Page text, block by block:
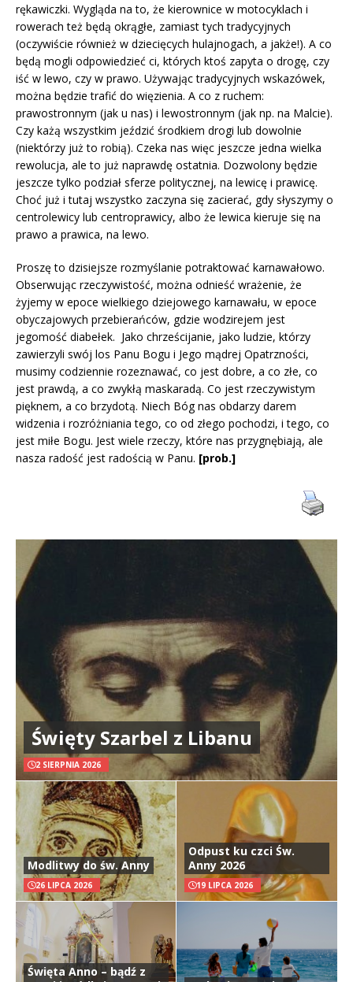
rękawiczki. Wygląda na to, że kierownice w motocyklach i
rowerach też będą okrągłe, zamiast tych tradycyjnych
(oczywiście również w dziecięcych hulajnogach, a jakże!). A co
będą mogli odpowiedzieć ci, których ktoś zapyta o drogę, czy
iść w lewo, czy w prawo. Używając tradycyjnych wskazówek,
można będzie trafić do więzienia. A co z ruchem:
prawostronnym (jak u nas) i lewostronnym (jak np. na Malcie).
Czy każą wszystkim jeździć środkiem drogi lub dowolnie
(niektórzy już to robią). Czeka nas więc jeszcze jedna wielka
rewolucja, ale to już naprawdę ostatnia. Dozwolony będzie
jeszcze tylko podział sferze politycznej, na lewicę i prawicę.
Choć już i tutaj wszystko zaczyna się zacierać, gdy słyszymy o
centrolewicy lub centroprawicy, albo że lewica kieruje się na
prawo a prawica, na lewo.
Proszę to dzisiejsze rozmyślanie potraktować karnawałowo.
Obserwując rzeczywistość, można odnieść wrażenie, że
żyjemy w epoce wielkiego dziejowego karnawału, w epoce
obyczajowych przebierańców, gdzie wodzirejem jest
jegomość diabełek. Jako chrześcijanie, jako ludzie, którzy
zawierzyli swój los Panu Bogu i Jego mądrej Opatrzności,
musimy codziennie rozeznawać, co jest dobre, a co złe, co
jest prawdą, a co zwykłą maskaradą. Co jest rzeczywistym
pięknem, a co brzydotą. Niech Bóg nas obdarzy darem
widzenia i rozróżniania tego, co od złego pochodzi, i tego, co
jest miłe Bogu. Jest wiele rzeczy, które nas przygnębiają, ale
nasza radość jest radością w Panu. [prob.]
Święty Szarbel z Libanu
2 SIERPNIA 2026
Modlitwy do św. Anny
26 LIPCA 2026
Odpust ku czci Św.
Anny 2026
19 LIPCA 2026
Święta Anno – bądź z